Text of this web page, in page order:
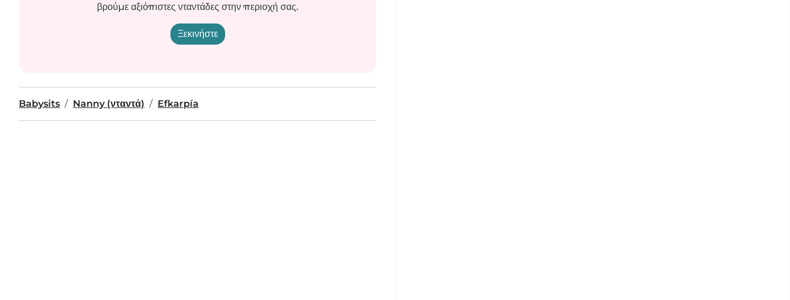
βρούμε αξιόπιστες νταντάδες στην περιοχή σας.
Ξεκινήστε
Babysits Nanny (νταντά) Efkarpía